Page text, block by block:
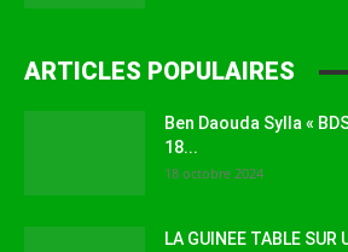
ARTICLES POPULAIRES
Ben Daouda Sylla «
18...
18 octobre 2024
LA GUINEE TABLE SUR